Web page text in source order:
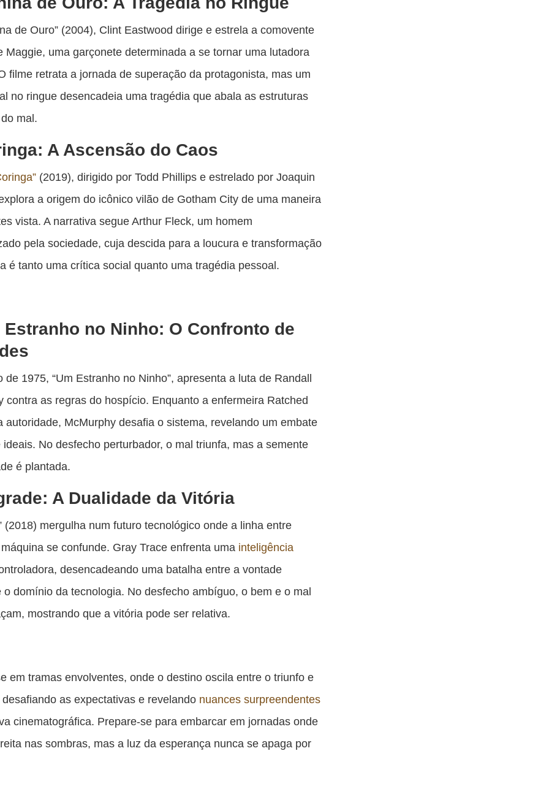
de Ouro” (2004), Clint Eastwood dirige e estrela a comovente
Maggie, uma garçonete determinada a se tornar uma lutadora
filme retrata a jornada de superação da protagonista, mas um
no ringue desencadeia uma tragédia que abala as estruturas
mal.
A Ascensão do Caos
(2019), dirigido por Todd Phillips e estrelado por Joaquin
a origem do icônico vilão de Gotham City de uma maneira
vista. A narrativa segue Arthur Fleck, um homem
pela sociedade, cuja descida para a loucura e transformação
é tanto uma crítica social quanto uma tragédia pessoal.
Estranho no Ninho: O Confronto de
de 1975, “Um Estranho no Ninho”, apresenta a luta de Randall
contra as regras do hospício. Enquanto a enfermeira Ratched
autoridade, McMurphy desafia o sistema, revelando um embate
ideais. No desfecho perturbador, o mal triunfa, mas a semente
é plantada.
A Dualidade da Vitória
(2018) mergulha num futuro tecnológico onde a linha entre
se confunde. Gray Trace enfrenta uma inteligência
desencadeando uma batalha entre a vontade
o domínio da tecnologia. No desfecho ambíguo, o bem e o mal
mostrando que a vitória pode ser relativa.
em tramas envolventes, onde o destino oscila entre o triunfo e
as expectativas e revelando nuances surpreendentes
cinematográfica. Prepare-se para embarcar em jornadas onde
nas sombras, mas a luz da esperança nunca se apaga por